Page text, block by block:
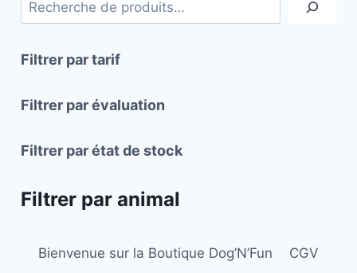
options
page
Filtrer par tarif
Filtrer par évaluation
Filtrer par état de stock
Filtrer par animal
Bienvenue sur la Boutique Dog’N’Fun
CGV